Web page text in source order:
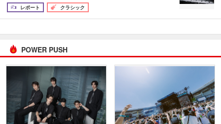
レポート
クラシック
POWER PUSH